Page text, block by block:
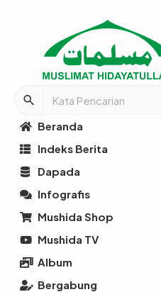
search
Beranda
Indeks Berita
Dapada
Infografis
Mushida Shop
Mushida TV
Album
Bergabung